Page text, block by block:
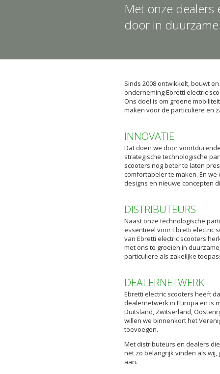
Met onze
door in
Sinds 2008 ontwikkelt, bouwt
onderneming Ebretti electric
Ons doel is om groene
maken voor de particuliere en
INNOVATIE
Dat doen we door
strategische technologische
scooters nog beter te laten
comfortabeler te maken. En
designs en nieuwe concepten
DISTRIBUTEURS
Naast onze technologische
essentieel voor Ebretti electric
van Ebretti electric scooters
met ons te groeien in
particuliere als zakelijke
DEALERNETWERK
Ebretti electric scooters heeft
dealernetwerk in Europa en is
Duitsland, Zwitserland,
willen we binnenkort het
toevoegen.
Met distributeurs en dealers
net zo belangrijk vinden als
aan.